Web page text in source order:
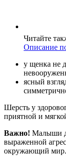
Читайте
Описание
у щенка не
ясный
Шерсть у
приятной и
Важно! Малыши
выраженной
окружающий мир.